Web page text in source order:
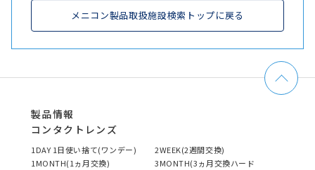
メニコン製品取扱施設検索トップに戻る
製品情報
コンタクトレンズ
1DAY 1日使い捨て(ワンデー)
2WEEK(2週間交換)
1MONTH(1ヵ月交換)
3MONTH(3ヵ月交換ハード